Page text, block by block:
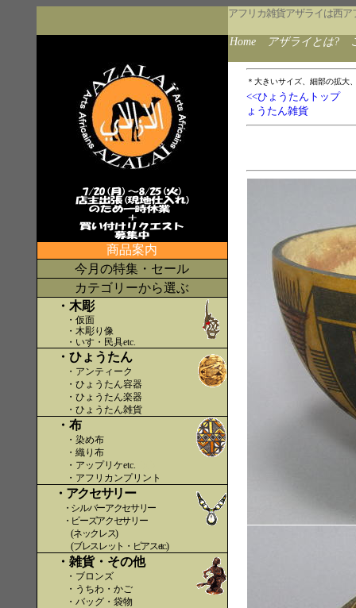
アフリカ雑貨アザライは西
Home アザライとは?
商品案内
今月の特集・セール
カテゴリーから選ぶ
・木彫
・仮面
・木彫り像
・いす・民具etc.
・ひょうたん
・アンティーク
・ひょうたん容器
・ひょうたん楽器
・ひょうたん雑貨
・布
・染め布
・織り布
・アップリケetc.
・アフリカンプリント
・アクセサリー
・シルバーアクセサリー
・ビーズアクセサリー
(ネックレス)
(ブレスレット・ピアスetc.)
・雑貨・その他
・ブロンズ
・うちわ・かご
・バッグ・袋物
＊大きいサイズ、細部の拡大
<<ひょうたんトップ
ょうたん雑貨